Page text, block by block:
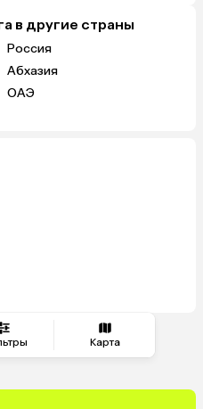
Карта
в другие страны
Россия
Абхазия
ОАЭ